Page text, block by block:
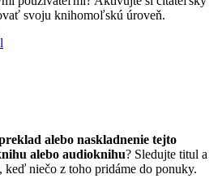
svoju knihomoľskú úroveň.
alebo naskladnenie tejto
alebo audioknihu? Sledujte titul a
keď niečo z toho pridáme do ponuky.